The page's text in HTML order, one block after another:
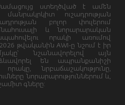
ստեղծված է ամեն
ուշադրության
բոլոր փուլերում
և նորարարական
որակի առումով
թվականին AWI-ը նշում է իր
նշանավորելով այն
են ապրանքանիշի
որակը, նրբաճաշակությունը,
նորարարություններում և,
գները: